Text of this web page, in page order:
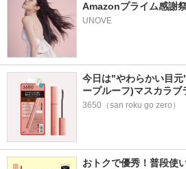
Amazonプライム感謝
UNOVE
今日は"やわらかい目
ープルーフ)マスカラブ
3650（san roku go zero）
おトクで優秀！普段使